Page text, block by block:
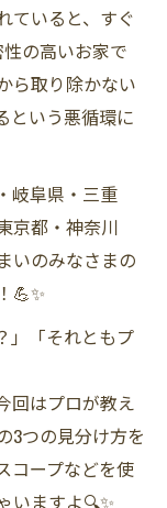
ていると、すぐ
の高いお家で
ら取り除かない
という悪循環に
岐阜県・三重
京都・神奈川
いのみなさまの
💪✨
」「それともプ
回はプロが教え
3つの見分け方を
コープなどを使
いますよ🔍✨